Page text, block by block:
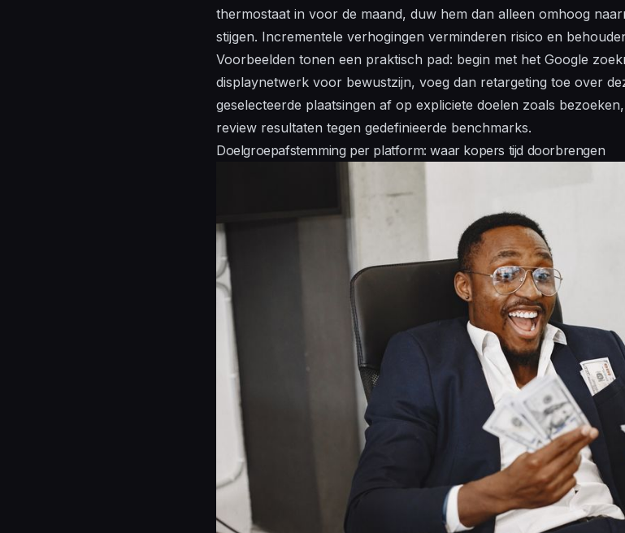
thermostaat in voor de maand, duw hem dan alleen omhoog
stijgen. Incrementele verhogingen verminderen risico en
Voorbeelden tonen een praktisch pad: begin met het Google
displaynetwerk voor bewustzijn, voeg dan retargeting toe over
geselecteerde plaatsingen af op expliciete doelen zoals
review resultaten tegen gedefinieerde benchmarks.
Doelgroepafstemming per platform: waar kopers tijd doorbrengen